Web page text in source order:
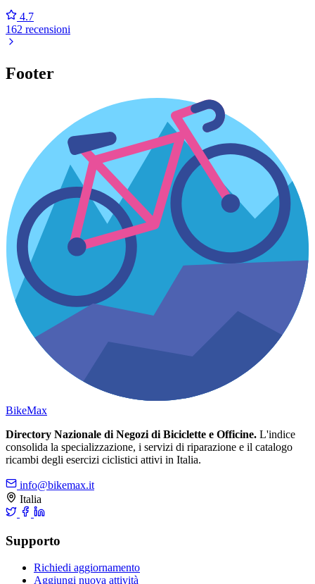
4.7
162 recensioni
Footer
BikeMax
Directory Nazionale di Negozi di Biciclette e Officine. L'indice
consolida la specializzazione, i servizi di riparazione e il catalogo
ricambi degli esercizi ciclistici attivi in Italia.
info@bikemax.it
Italia
Supporto
Richiedi aggiornamento
Aggiungi nuova attività